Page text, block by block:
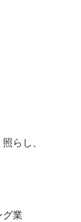
らし、
グ業